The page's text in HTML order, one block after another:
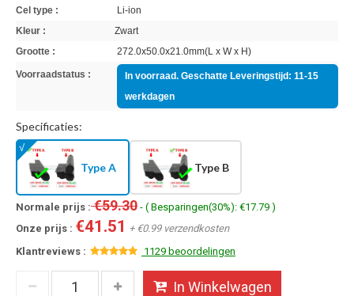
Cel type :
Li-ion
Kleur :
Zwart
Grootte :
272.0x50.0x21.0mm(L x W x H)
Voorraadstatus :
In voorraad. Geschatte Leveringstijd: 11-15
werkdagen
Specificaties:
Type A Type B
Normale prijs :€59.30 - ( Besparingen(30%): €17.79 )
Onze prijs : €41.51 + €0.99 verzendkosten
Klantreviews :
1129 beoordelingen
In Winkelwagen